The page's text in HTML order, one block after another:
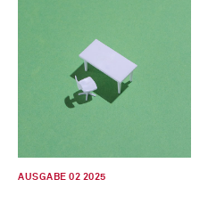
AUSGABE 02 2025